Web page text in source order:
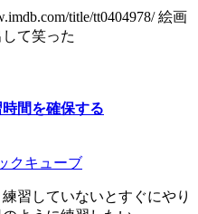
title/tt0404978/ 絵画
て笑った
間を確保する
クキューブ
習していないとすぐにやり